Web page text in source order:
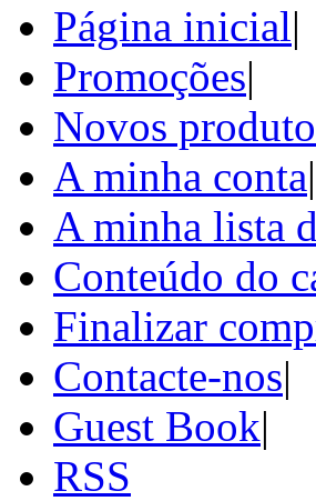
Página inicial|
Promoções|
Novos
A minha conta|
A minha lista
Conteúdo do
Finalizar
Contacte-nos|
Guest Book|
RSS